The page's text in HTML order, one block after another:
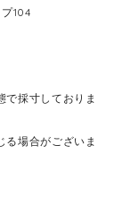
104
で採寸しておりま
る場合がございま